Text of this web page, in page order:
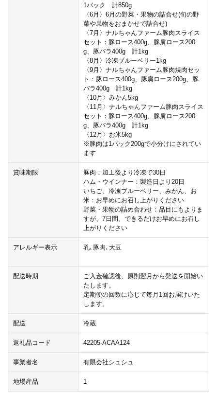
1パック 計850g
〈6月〉6月の野菜・果物の詰合せ(旬の野
菜や果物をおまかせで詰合せ)
〈7月〉ナルちゃんファーム豚肉スライス
セット：豚ロース400g、豚肩ロース200
g、豚バラ400g 計1kg
〈8月〉冷凍ブルーベリー1kg
〈9月〉ナルちゃんファーム豚肉焼肉セッ
ト：豚ロース400g、豚肩ロース200g、豚
バラ400g 計1kg
〈10月〉みかん5kg
〈11月〉ナルちゃんファーム豚肉スライス
セット：豚ロース400g、豚肩ロース200
g、豚バラ400g 計1kg
〈12月〉お米5kg
※豚肉は1パック200gで小分けにされてい
ます
賞味期限
豚肉：加工後より冷凍で30日
ハム・ウインナー：製造日より20日
いちご、冷凍ブルーベリー、みかん、お
米：お早めにお召し上がりください
野菜・果物の詰め合わせ：品目にもよりま
すが、7日間。できるだけお早めにお召し
上がりください
アレルギー表示 乳､豚肉､大豆
配送時期
ご入金確認後、原則翌月から発送を開始い
たします。
定期便の回数に応じて毎月1回お届けいた
します。
配送 冷蔵
返礼品コード 42205-ACAA124
事業者名 有限会社シュシュ
地場産品 1